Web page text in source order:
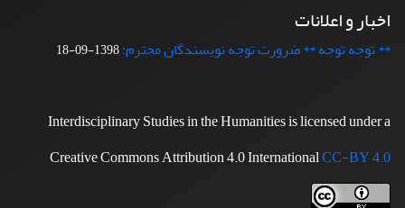
اخبار و اعلانات
** توجه توجه ** ضرورت توجه نویسندگان محترم:1398-09-18
Interdisciplinary Studies in the Humanities is licensed under a
Creative Commons Attribution 4.0 InternationalCC-BY 4.0